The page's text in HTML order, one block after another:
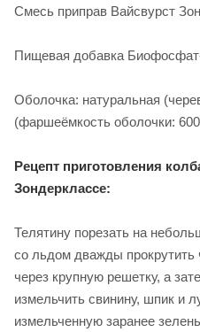
Смесь приправ Вайсвурст
Пищевая добавка
Оболочка: натуральная
(фаршеёмкость оболочки:
Рецепт приготовления
Зондерклассе:
Телятину порезать на
со льдом дважды
через крупную решетку, а
измельчить свинину, шпик и
измельченную заранее